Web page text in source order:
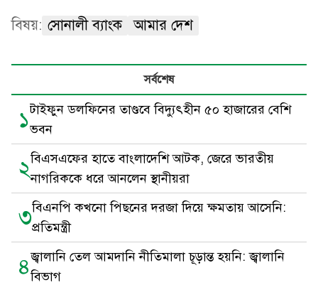
বিষয়: সোনালী ব্যাংক আমার দেশ
সর্বশেষ
১টাইফুন ডলফিনের তাণ্ডবে বিদ্যুৎহীন ৫০ হাজারের বেশি
ভবন
২বিএসএফের হাতে বাংলাদেশি আটক, জেরে ভারতীয়
নাগরিককে ধরে আনলেন স্থানীয়রা
৩বিএনপি কখনো পিছনের দরজা দিয়ে ক্ষমতায় আসেনি:
প্রতিমন্ত্রী
৪জ্বালানি তেল আমদানি নীতিমালা চূড়ান্ত হয়নি: জ্বালানি
বিভাগ